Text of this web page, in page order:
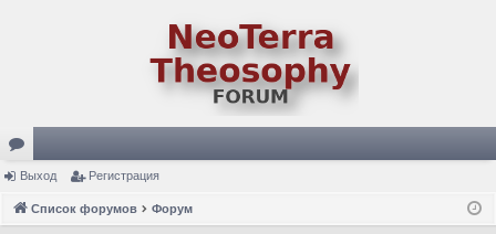
ор
ум
Выход Регистрация
Список форумов Форум